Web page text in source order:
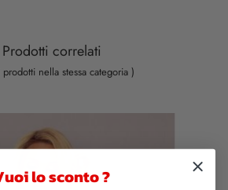
Prodotti correlati
nella stessa categoria )
lo sconto ?